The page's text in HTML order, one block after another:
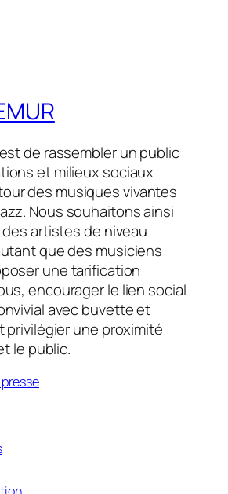
de rassembler un public
et milieux sociaux
des musiques vivantes
Nous souhaitons ainsi
artistes de niveau
que des musiciens
une tarification
encourager le lien social
avec buvette et
privilégier une proximité
le public.